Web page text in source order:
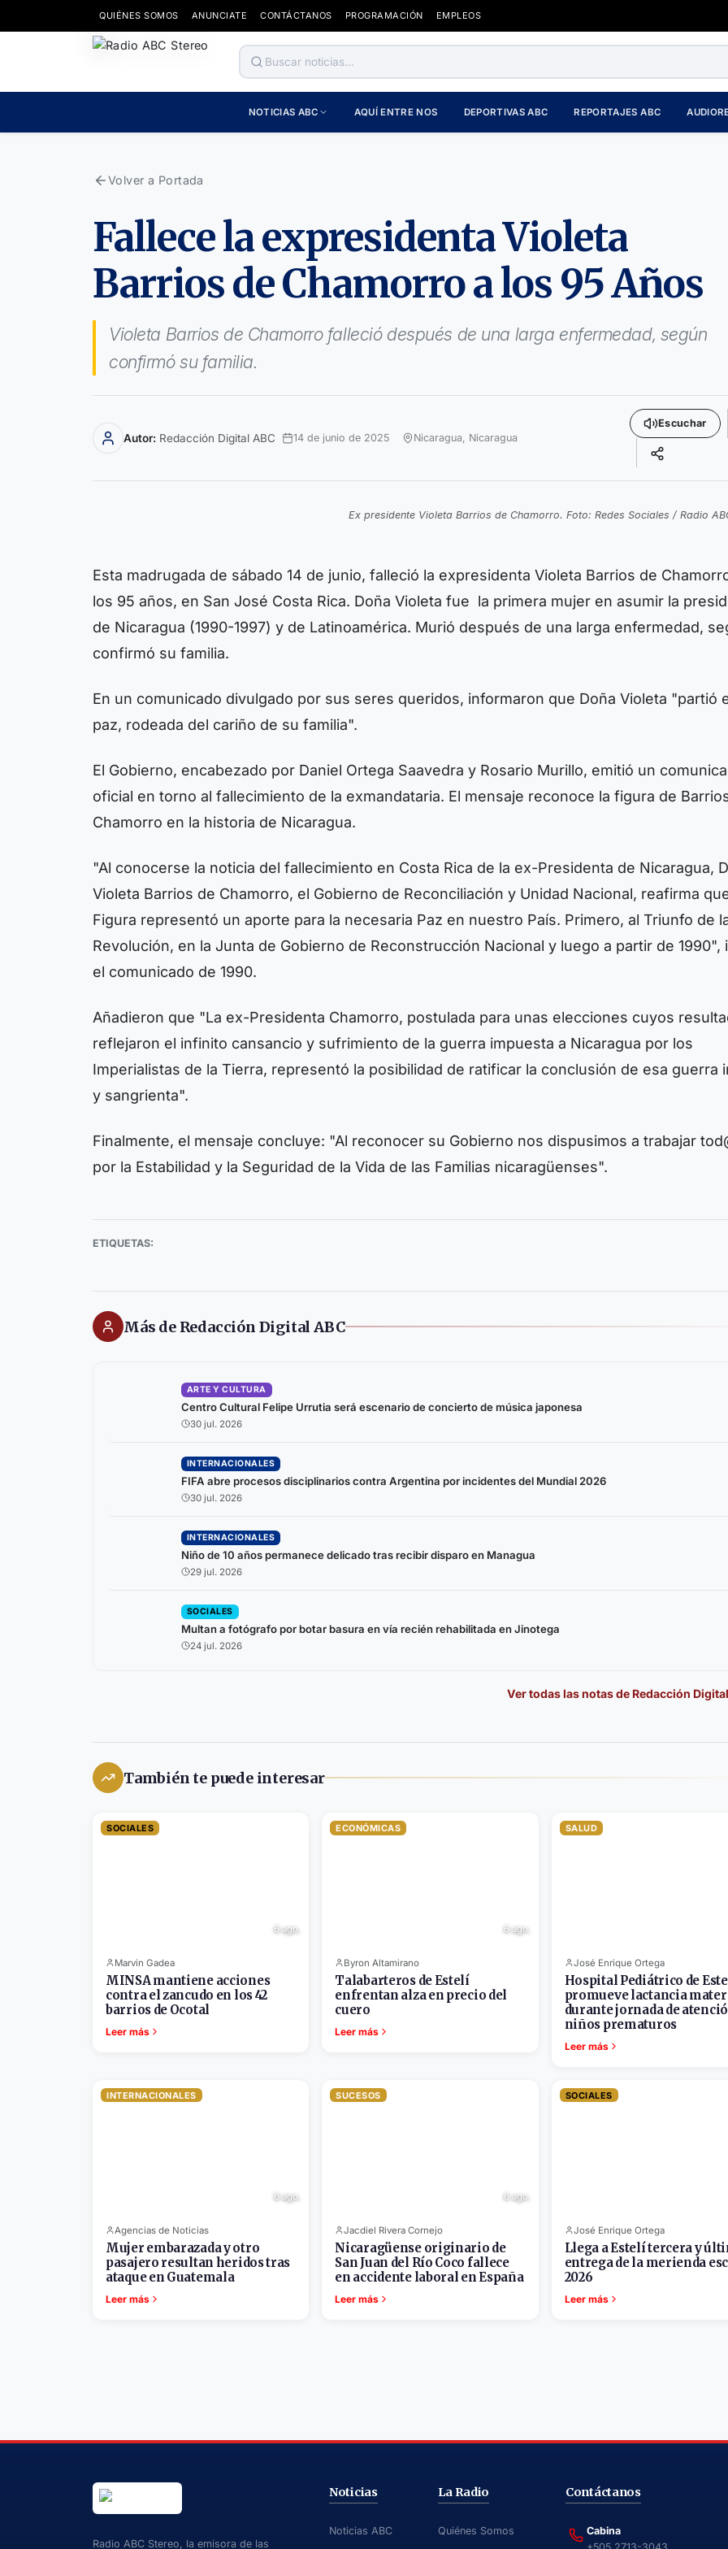
QUIÉNES SOMOS ANUNCIATE CONTÁCTANOS PROGRAMACIÓN EMPLEOS
NOTICIAS ABC AQUÍ ENTRE NOS DEPORTIVAS ABC REPORTAJES ABC
Volver a Portada
Fallece la expresidenta Violeta
Barrios de Chamorro a los 95 Años
Violeta Barrios de Chamorro falleció después de una larga enfermedad, según
confirmó su familia.
Autor: Redacción Digital ABC 14 de junio de 2025 Nicaragua, Nicaragua
Escuchar
Ex presidente Violeta Barrios de Chamorro. Foto: Redes Sociales / Radio
Esta madrugada de sábado 14 de junio, falleció la expresidenta Violeta Barrios de
los 95 años, en San José Costa Rica. Doña Violeta fue la primera mujer en asumir la
de Nicaragua (1990-1997) y de Latinoamérica. Murió después de una larga enfermedad,
confirmó su familia.
En un comunicado divulgado por sus seres queridos, informaron que Doña Violeta "partió
paz, rodeada del cariño de su familia".
El Gobierno, encabezado por Daniel Ortega Saavedra y Rosario Murillo, emitió un
oficial en torno al fallecimiento de la exmandataria. El mensaje reconoce la figura de
Chamorro en la historia de Nicaragua.
"Al conocerse la noticia del fallecimiento en Costa Rica de la ex-Presidenta de Nicaragua,
Violeta Barrios de Chamorro, el Gobierno de Reconciliación y Unidad Nacional, reafirma
Figura representó un aporte para la necesaria Paz en nuestro País. Primero, al Triunfo de
Revolución, en la Junta de Gobierno de Reconstrucción Nacional y luego a partir de 1990",
el comunicado de 1990.
Añadieron que "La ex-Presidenta Chamorro, postulada para unas elecciones cuyos
reflejaron el infinito cansancio y sufrimiento de la guerra impuesta a Nicaragua por los
Imperialistas de la Tierra, representó la posibilidad de ratificar la conclusión de esa guerra
y sangrienta".
Finalmente, el mensaje concluye: "Al reconocer su Gobierno nos dispusimos a trabajar
por la Estabilidad y la Seguridad de la Vida de las Familias nicaragüenses".
ETIQUETAS:
Más de Redacción Digital ABC
ARTE Y CULTURA
Centro Cultural Felipe Urrutia será escenario de concierto de música japonesa
30 jul. 2026
INTERNACIONALES
FIFA abre procesos disciplinarios contra Argentina por incidentes del Mundial 2026
30 jul. 2026
INTERNACIONALES
Niño de 10 años permanece delicado tras recibir disparo en Managua
29 jul. 2026
SOCIALES
Multan a fotógrafo por botar basura en vía recién rehabilitada en Jinotega
24 jul. 2026
Ver todas las notas de Redacción
También te puede interesar
SOCIALES
6 ago.
Marvin Gadea
MINSA mantiene acciones
contra el zancudo en los 42
barrios de Ocotal
Leer más
ECONÓMICAS
6 ago.
Byron Altamirano
Talabarteros de Estelí
enfrentan alza en precio del
cuero
Leer más
SALUD
José Enrique Ortega
Hospital Pediátrico de
promueve lactancia
durante jornada de
niños prematuros
Leer más
INTERNACIONALES
6 ago.
Agencias de Noticias
Mujer embarazada y otro
pasajero resultan heridos tras
ataque en Guatemala
Leer más
SUCESOS
6 ago.
Jacdiel Rivera Cornejo
Nicaragüense originario de
San Juan del Río Coco fallece
en accidente laboral en España
Leer más
SOCIALES
José Enrique Ortega
Llega a Estelí tercera y
entrega de la merienda
2026
Leer más
Radio ABC Stereo, la emisora de las
Noticias
Noticias ABC
La Radio
Quiénes Somos
Contáctanos
Cabina